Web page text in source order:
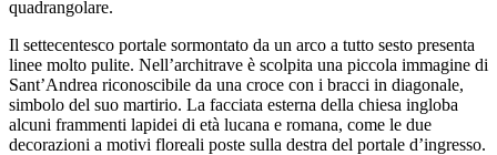
quadrangolare.
Il settecentesco portale sormontato da un arco a tutto sesto presenta
linee molto pulite. Nell’architrave è scolpita una piccola immagine di
Sant’Andrea riconoscibile da una croce con i bracci in diagonale,
simbolo del suo martirio. La facciata esterna della chiesa ingloba
alcuni frammenti lapidei di età lucana e romana, come le due
decorazioni a motivi floreali poste sulla destra del portale d’ingresso.